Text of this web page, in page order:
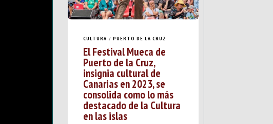
CULTURA / PUERTO DE LA CRUZ
El Festival Mueca de
Puerto de la Cruz,
insignia cultural de
Canarias en 2023, se
consolida como lo más
destacado de la Cultura
en las islas